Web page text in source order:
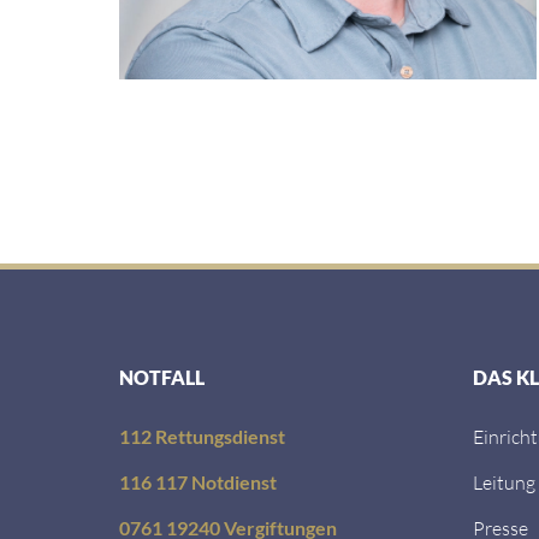
NOTFALL
112 Rettungsdienst
116 117 Notdienst
0761 19240 Vergiftungen
DAS
Presse